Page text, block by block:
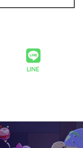
LINE